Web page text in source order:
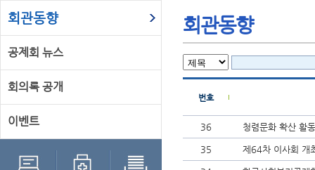
회관동향
공제회 뉴스
회의록 공개
이벤트
회관동향
번호
36 청렴문화 확산 활
35 제64차 이사회 개